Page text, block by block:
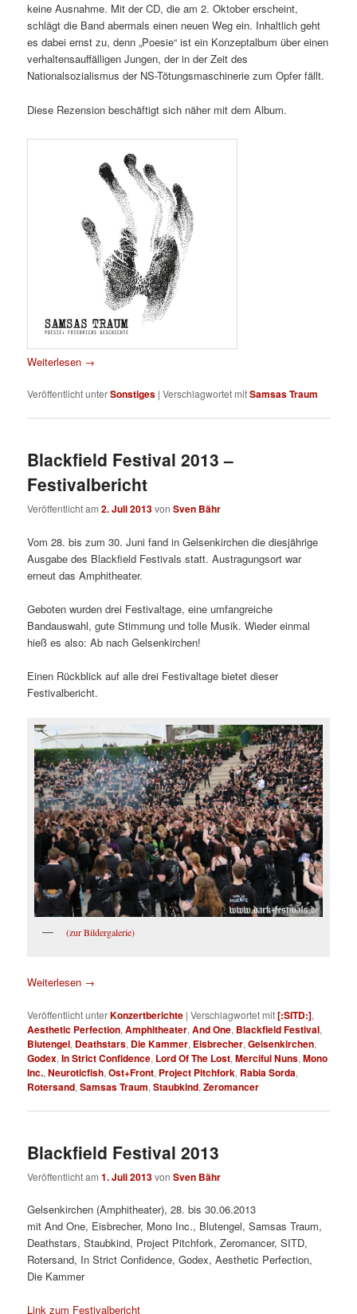
keine Ausnahme. Mit der CD, die am 2. Oktober erscheint,
schlägt die Band abermals einen neuen Weg ein. Inhaltlich geht
es dabei ernst zu, denn „Poesie“ ist ein Konzeptalbum über einen
verhaltensauffälligen Jungen, der in der Zeit des
Nationalsozialismus der NS-Tötungsmaschinerie zum Opfer fällt.
Diese Rezension beschäftigt sich näher mit dem Album.
Weiterlesen →
Veröffentlicht unterSonstiges |Verschlagwortet mitSamsas Traum
Blackfield Festival 2013 –
Festivalbericht
Veröffentlicht am2. Juli 2013vonSven Bähr
Vom 28. bis zum 30. Juni fand in Gelsenkirchen die diesjährige
Ausgabe des Blackfield Festivals statt. Austragungsort war
erneut das Amphitheater.
Geboten wurden drei Festivaltage, eine umfangreiche
Bandauswahl, gute Stimmung und tolle Musik. Wieder einmal
hieß es also: Ab nach Gelsenkirchen!
Einen Rückblick auf alle drei Festivaltage bietet dieser
Festivalbericht.
(zur Bildergalerie)
Weiterlesen →
Veröffentlicht unterKonzertberichte |Verschlagwortet mit[:SITD:],
Aesthetic Perfection,Amphitheater,And One, Blackfield Festival,
Blutengel, Deathstars, Die Kammer, Eisbrecher,Gelsenkirchen,
Godex,In Strict Confidence, Lord Of The Lost,Merciful Nuns,Mono
Inc.,Neuroticfish,Ost+Front, Project Pitchfork, Rabia Sorda,
Rotersand,Samsas Traum,Staubkind,Zeromancer
Blackfield Festival 2013
Veröffentlicht am1. Juli 2013vonSven Bähr
Gelsenkirchen (Amphitheater), 28. bis 30.06.2013
mit And One, Eisbrecher, Mono Inc., Blutengel, Samsas Traum,
Deathstars, Staubkind, Project Pitchfork, Zeromancer, SITD,
Rotersand, In Strict Confidence, Godex, Aesthetic Perfection,
Die Kammer
Link zum Festivalbericht